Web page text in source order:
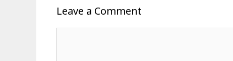
Leave a Comment